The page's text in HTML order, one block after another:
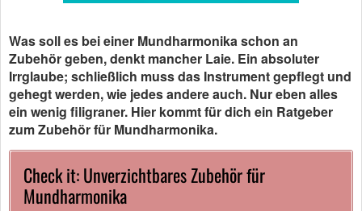
Was soll es bei einer Mundharmonika schon an
Zubehör geben, denkt mancher Laie. Ein absoluter
Irrglaube; schließlich muss das Instrument gepflegt und
gehegt werden, wie jedes andere auch. Nur eben alles
ein wenig filigraner. Hier kommt für dich ein Ratgeber
zum Zubehör für Mundharmonika.
Check it: Unverzichtbares Zubehör für
Mundharmonika